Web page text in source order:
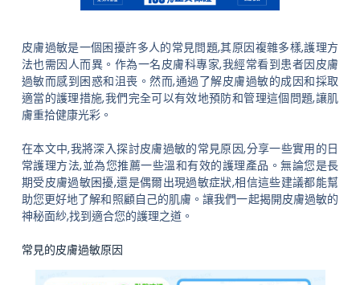
皮膚過敏是一個困擾許多人的常見問題,其原因複雜多樣,護理方
法也需因人而異。作為一名皮膚科專家,我經常看到患者因皮膚
過敏而感到困惑和沮喪。然而,通過了解皮膚過敏的成因和採取
適當的護理措施,我們完全可以有效地預防和管理這個問題,讓肌
膚重拾健康光彩。
在本文中,我將深入探討皮膚過敏的常見原因,分享一些實用的日
常護理方法,並為您推薦一些溫和有效的護理產品。無論您是長
期受皮膚過敏困擾,還是偶爾出現過敏症狀,相信這些建議都能幫
助您更好地了解和照顧自己的肌膚。讓我們一起揭開皮膚過敏的
神秘面紗,找到適合您的護理之道。
常見的皮膚過敏原因